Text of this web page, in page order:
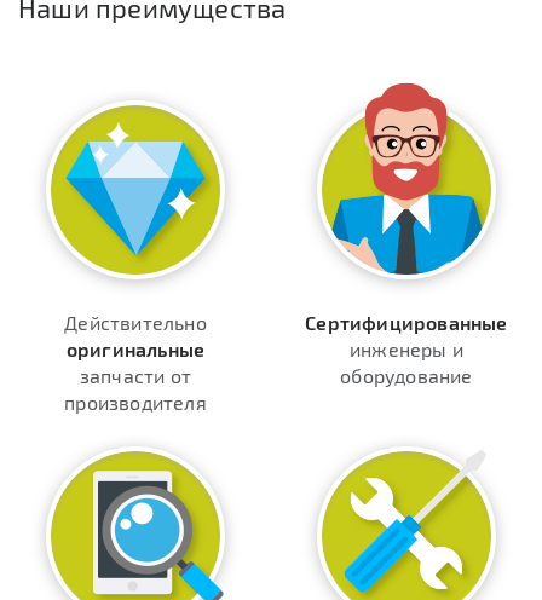
Наши преимущества
Действительно
оригинальные
запчасти от
производителя
Сертифицированные
инженеры и
оборудование